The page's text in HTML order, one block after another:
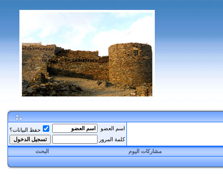
اسم العضو
حفظ البيانات؟
كلمة المرور
مشاركات اليوم
البحث